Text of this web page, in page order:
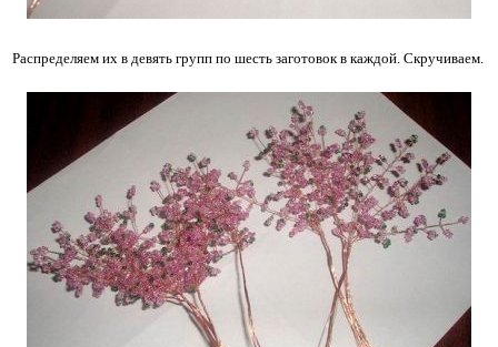
Распределяем их в девять групп по шесть заготовок в каждой. Скручиваем.